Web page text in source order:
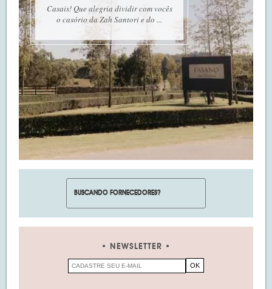
Casais! Que alegria dividir com vocês
o casório da Zah Santori e do ...
NEWSLETTER